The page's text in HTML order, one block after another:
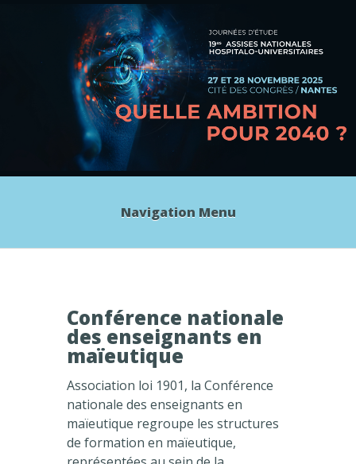
Navigation Menu
Conférence nationale
des enseignants en
maïeutique
Association loi 1901, la Conférence
nationale des enseignants en
maïeutique regroupe les structures
de formation en maïeutique,